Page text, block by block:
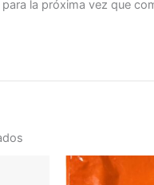
la próxima vez que